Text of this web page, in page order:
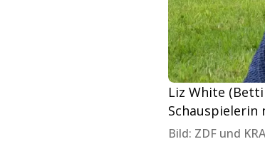
Liz White
Schauspielerin
Bild: ZDF und